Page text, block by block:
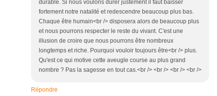
durable. Si nous voulons durer justement il faut baisser
fortement notre natalité et redescendre beaucoup plus bas.
Chaque être humain<br /> disposera alors de beaucoup plus
et nous pourrons respecter le reste du vivant. C'est une
illusion de croire que nous pourrons être nombreux
longtemps et riche. Pourquoi vouloir toujours être<br /> plus.
Qu'est ce qui motive cette aveugle course au plus grand
nombre ? Pas la sagesse en tout cas.<br /> <br /> <br /> <br />
Répondre